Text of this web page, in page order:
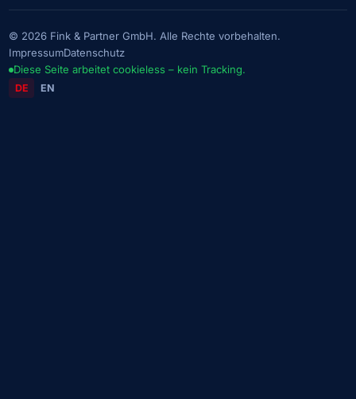
© 2026 Fink & Partner GmbH. Alle Rechte vorbehalten.
ImpressumDatenschutz
Diese Seite arbeitet cookieless – kein Tracking.
DE EN